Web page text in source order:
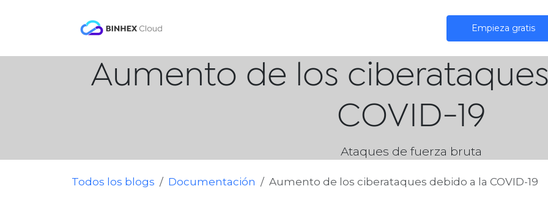
Empieza gratis
Aumento de los
COVID-19
Ataques de fuerza bruta
Todos los blogs Documentación Aumento de los ciberataques debido a la COVID-19